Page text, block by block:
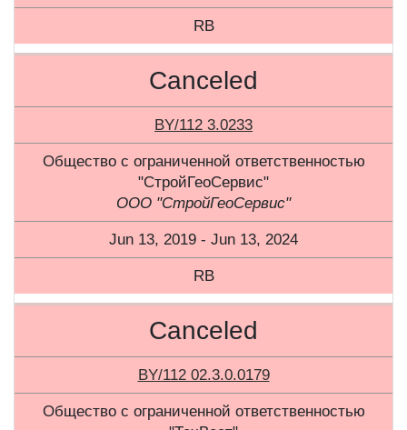
RB
Canceled
BY/112 3.0233
Общество с ограниченной ответственностью
"СтройГеоСервис"
ООО "СтройГеоСервис"
Jun 13, 2019 - Jun 13, 2024
RB
Canceled
BY/112 02.3.0.0179
Общество с ограниченной ответственностью